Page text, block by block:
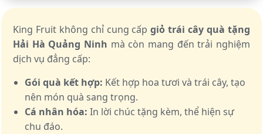
King Fruit không chỉ cung cấpgiỏ trái cây quà tặng
Hải Hà Quảng Ninh mà còn mang đến trải nghiệm
dịch vụ đẳng cấp:
Gói quà kết hợp: Kết hợp hoa tươi và trái cây, tạo
nên món quà sang trọng.
Cá nhân hóa: In lời chúc tặng kèm, thể hiện sự
chu đáo.